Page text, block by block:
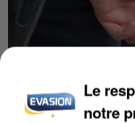
UN SECOND
INTERPELLÉ EN
Le
notre